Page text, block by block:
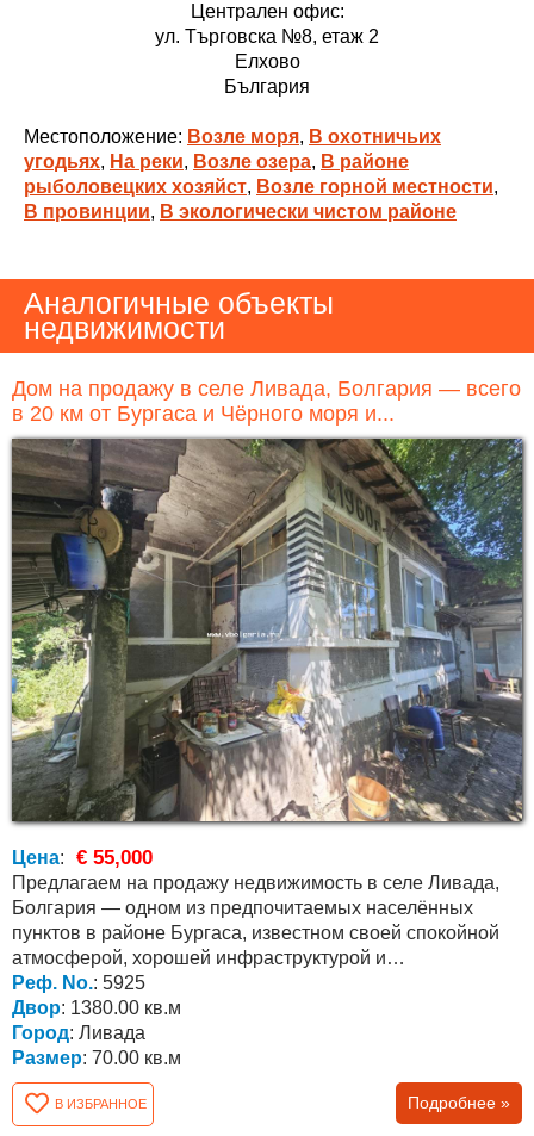
Централен офис:
ул. Търговска №8, етаж 2
Елхово
България
Местоположение: Возле моря, В охотничьих
угодьях, На реки, Возле озера, В районе
рыболовецких хозяйст, Возле горной местности,
В провинции, В экологически чистом районе
Аналогичные объекты
недвижимости
Дом на продажу в селе Ливада, Болгария — всего
в 20 км от Бургаса и Чёрного моря и...
Цена: € 55,000
Предлагаем на продажу недвижимость в селе Ливада,
Болгария — одном из предпочитаемых населённых
пунктов в районе Бургаса, известном своей спокойной
атмосферой, хорошей инфраструктурой и
международным...
Реф. No.: 5925
Двор: 1380.00 кв.м
Город: Ливада
Размер: 70.00 кв.м
В ИЗБРАННОЕ Подробнее »